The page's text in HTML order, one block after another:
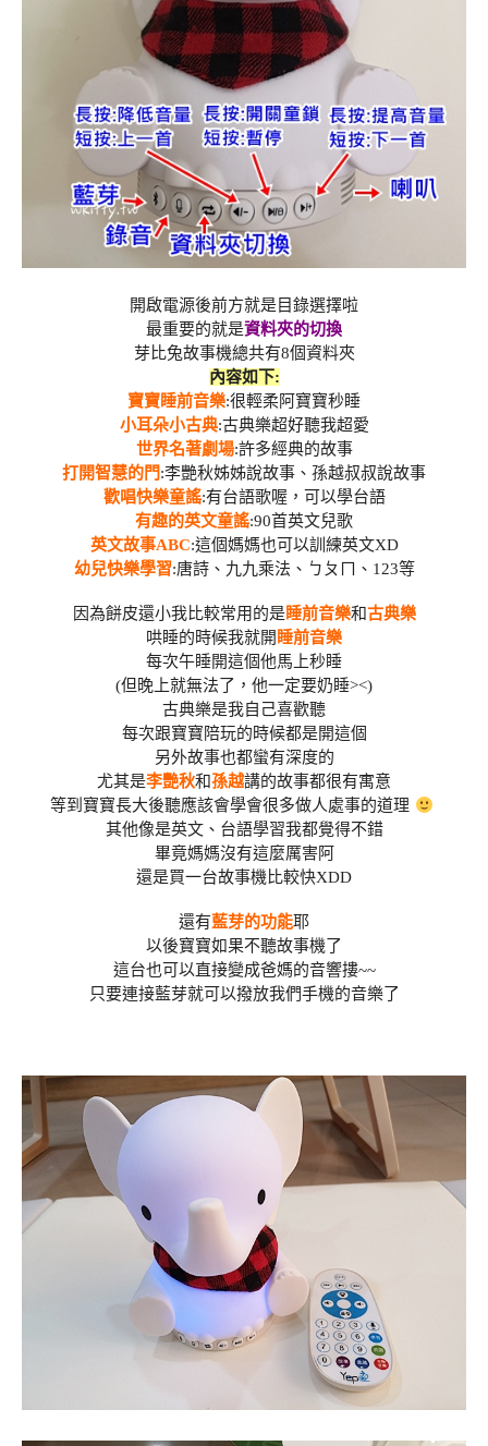
開啟電源後前方就是目錄選擇啦
最重要的就是資料夾的切換
芽比兔故事機總共有8個資料夾
內容如下:
寶寶睡前音樂:很輕柔阿寶寶秒睡
小耳朵小古典:古典樂超好聽我超愛
世界名著劇場:許多經典的故事
打開智慧的門:李艷秋姊姊說故事、孫越叔叔說故事
歡唱快樂童謠:有台語歌喔，可以學台語
有趣的英文童謠:90首英文兒歌
英文故事ABC:這個媽媽也可以訓練英文XD
幼兒快樂學習:唐詩、九九乘法、ㄅㄆㄇ、123等
因為餅皮還小我比較常用的是睡前音樂和古典樂
哄睡的時候我就開 睡前音樂
每次午睡開這個他馬上秒睡
(但晚上就無法了，他一定要奶睡><)
古典樂是我自己喜歡聽
每次跟寶寶陪玩的時候都是開這個
另外故事也都蠻有深度的
尤其是李艷秋和孫越講的故事都很有寓意
等到寶寶長大後聽應該會學會很多做人處事的道理
其他像是英文、台語學習我都覺得不錯
畢竟媽媽沒有這麼厲害阿
還是買一台故事機比較快XDD
還有藍芽的功能耶
以後寶寶如果不聽故事機了
這台也可以直接變成爸媽的音響摟~~
只要連接藍芽就可以撥放我們手機的音樂了